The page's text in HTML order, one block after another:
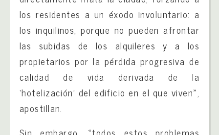
los residentes a un éxodo involuntario: a
los inquilinos, porque no pueden afrontar
las subidas de los alquileres y a los
propietarios por la pérdida progresiva de
calidad de vida derivada de la
‘hotelización’ del edificio en el que viven»,
apostillan.